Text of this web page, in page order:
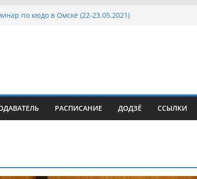
по кюдо в Омске (22-23.05.2021)
РАСПИСАНИЕ ДОДЗЁ ССЫЛКИ